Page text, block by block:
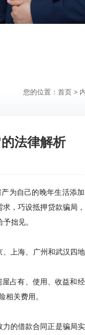
您的位置： 首页 >
法律解析
为自己的晚年生活添
求，巧设抵押贷款骗局
拙见。
上海、广州和武汉四
占有、使用、收益和
相关费用。
的借款合同正是骗局